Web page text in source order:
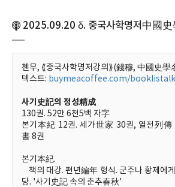
2025.09.20 δ. 중국사학명저中國
첸무, ⟪중국사학명저강의⟫(錢穆, 中國史學
텍스트: buymeacoffee.com/
사기史記의 정성精成
130권. 52만 6천5백 자字
본기本紀 12권. 세가世家 30권, 열전列傳
書 8권
본기本紀.
책의 대강. 편년編年 형식. 군주나 황제에
당. '사기史記 속의 춘추春秋'